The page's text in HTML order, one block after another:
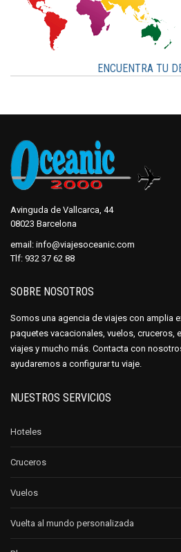
ENCUENTRA TU
Avinguda de Vallcarca, 44
08023 Barcelona
email: info@viajesoceanic.com
Tlf: 932 37 62 88
SOBRE NOSOTROS
Somos una agencia de viajes con amplia
paquetes vacacionales, vuelos, cruceros,
viajes y mucho más. Contacta con
ayudaremos a configurar tu viaje.
NUESTROS SERVICIOS
Hoteles
Cruceros
Vuelos
Vuelta al mundo personalizada